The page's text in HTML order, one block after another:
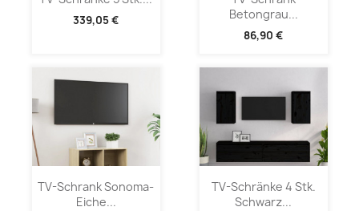
339,05 €
Betongrau...
86,90 €
TV-Schrank Sonoma-
Eiche...
TV-Schränke 4 Stk.
Schwarz...